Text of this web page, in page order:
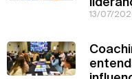
13/07/